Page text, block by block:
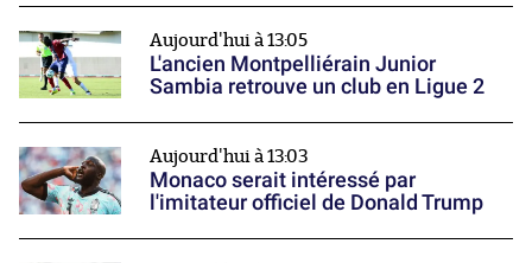
Aujourd'hui à 13:05
L'ancien Montpelliérain Junior
Sambia retrouve un club en Ligue 2
Aujourd'hui à 13:03
Monaco serait intéressé par
l'imitateur officiel de Donald Trump